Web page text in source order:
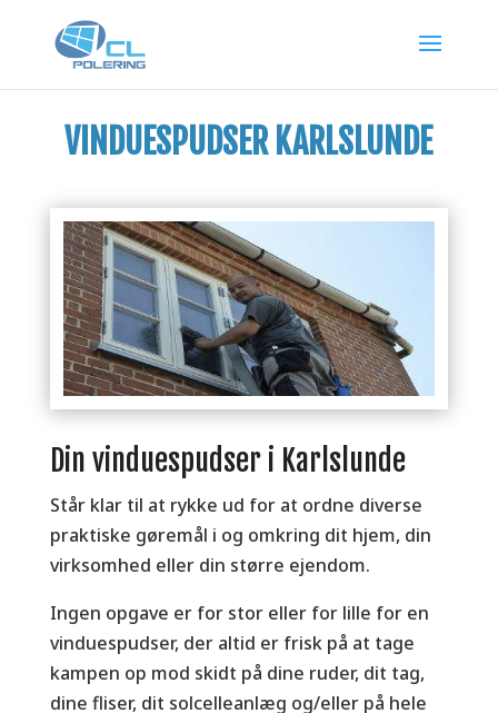
VINDUESPUDSER KARLSLUNDE
Din vinduespudser i Karlslunde
Står klar til at rykke ud for at ordne diverse
praktiske gøremål i og omkring dit hjem, din
virksomhed eller din større ejendom.
Ingen opgave er for stor eller for lille for en
vinduespudser, der altid er frisk på at tage
kampen op mod skidt på dine ruder, dit tag,
dine fliser, dit solcelleanlæg og/eller på hele